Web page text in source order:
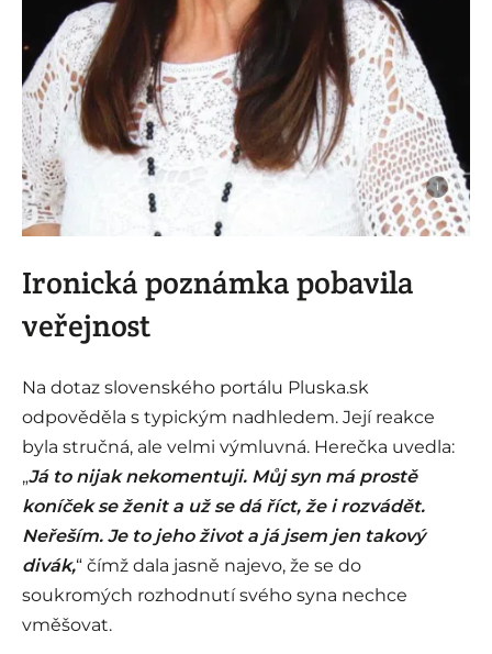
i
Ironická poznámka pobavila
veřejnost
Na dotaz slovenského portálu Pluska.sk
odpověděla s typickým nadhledem. Její reakce
byla stručná, ale velmi výmluvná. Herečka uvedla:
„Já to nijak nekomentuji. Můj syn má prostě
koníček se ženit a už se dá říct, že i rozvádět.
Neřeším. Je to jeho život a já jsem jen takový
divák,“ čímž dala jasně najevo, že se do
soukromých rozhodnutí svého syna nechce
vměšovat.